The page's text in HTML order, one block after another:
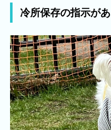
冷所保存の指示が